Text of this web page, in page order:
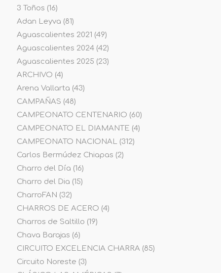
3 Toños (16)
Adan Leyva (81)
Aguascalientes 2021 (49)
Aguascalientes 2024(42)
Aguascalientes 2025 (23)
ARCHIVO (4)
Arena Vallarta (43)
CAMPAÑAS (48)
CAMPEONATO CENTENARIO (60)
CAMPEONATO EL DIAMANTE (4)
CAMPEONATO NACIONAL(312)
Carlos Bermúdez Chiapas (2)
Charro del Día (16)
Charro del Dia (15)
CharroFAN (32)
CHARROS DE ACERO (4)
Charros de Saltillo (19)
Chava Barajas (6)
CIRCUITO EXCELENCIA CHARRA(85)
Circuito Noreste (3)